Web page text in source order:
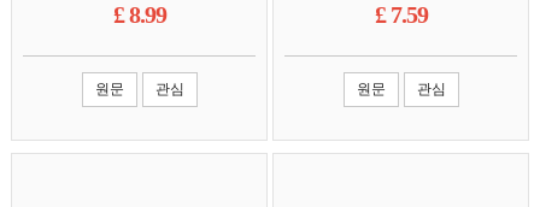
£8.99
원문 관심
£7.59
원문 관심